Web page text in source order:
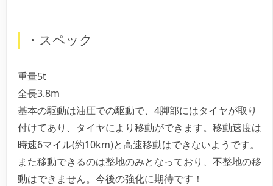
・スペック
重量5t
全長3.8m
基本の駆動は油圧での駆動で、4脚部にはタイヤが取り
付けてあり、タイヤにより移動ができます。移動速度は
時速6マイル(約10km)と高速移動はできないようです。
また移動できるのは整地のみとなっており、不整地の移
動はできません。今後の強化に期待です！